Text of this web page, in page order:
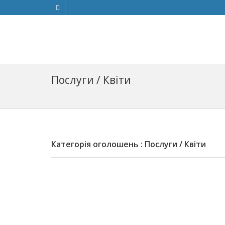
Послуги / Квіти
Категорія оголошень : Послуги / Квіти